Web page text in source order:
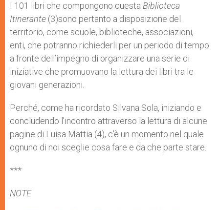
I 101 libri che compongono questa Biblioteca
Itinerante (3)sono pertanto a disposizione del
territorio, come scuole, biblioteche, associazioni,
enti, che potranno richiederli per un periodo di tempo
a fronte dell’impegno di organizzare una serie di
iniziative che promuovano la lettura dei libri tra le
giovani generazioni.
Perché, come ha ricordato Silvana Sola, iniziando e
concludendo l’incontro attraverso la lettura di alcune
pagine di Luisa Mattia (4), c’è un momento nel quale
ognuno di noi sceglie cosa fare e da che parte stare.
***
NOTE